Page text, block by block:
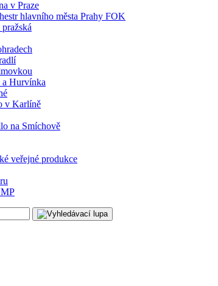
v Praze
hlavního města Prahy FOK
Hurvínka
v Karlíně
na Smíchově
veřejné produkce